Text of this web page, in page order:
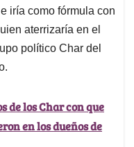
iría como fórmula con
aterrizaría en el
político Char del
de los Char con que
en los dueños de